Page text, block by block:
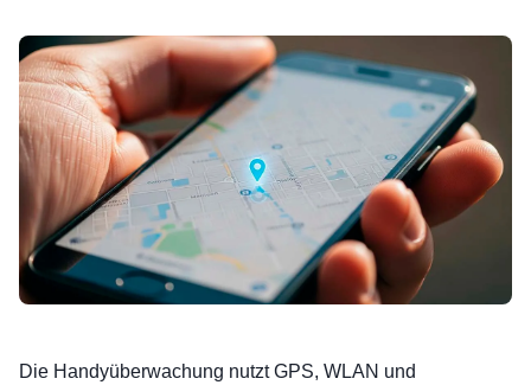
Die Handyüberwachung nutzt GPS, WLAN und